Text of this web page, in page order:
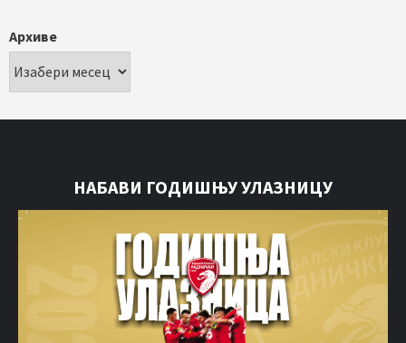
Архиве
НАБАВИ ГОДИШЊУ УЛАЗНИЦУ